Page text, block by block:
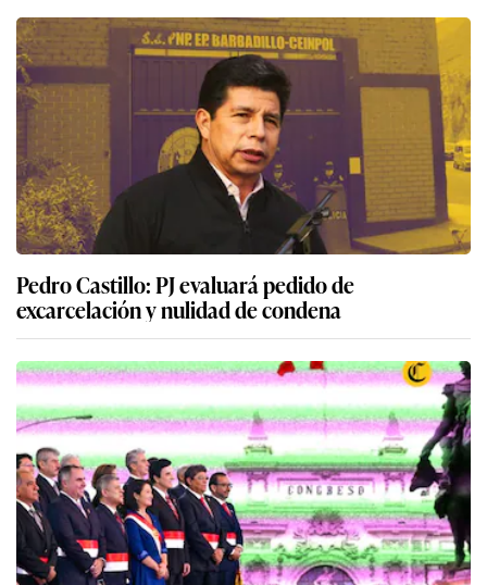
Pedro Castillo: PJ evaluará pedido de
excarcelación y nulidad de condena